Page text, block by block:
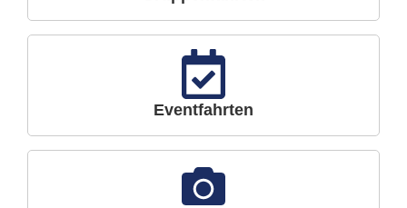
Eventfahrten